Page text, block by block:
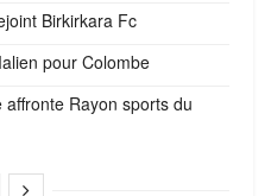
Birkirkara Fc
pour Colombe
Rayon sports du